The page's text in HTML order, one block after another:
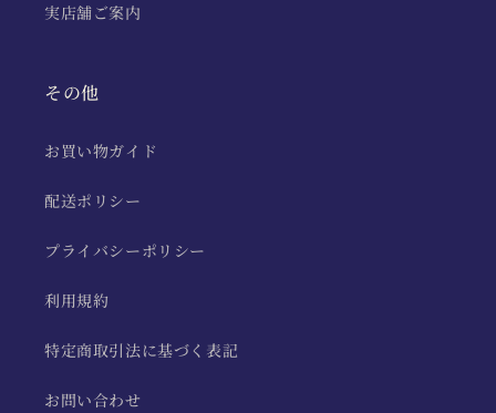
実店舗ご案内
その他
お買い物ガイド
配送ポリシー
プライバシーポリシー
利用規約
特定商取引法に基づく表記
お問い合わせ